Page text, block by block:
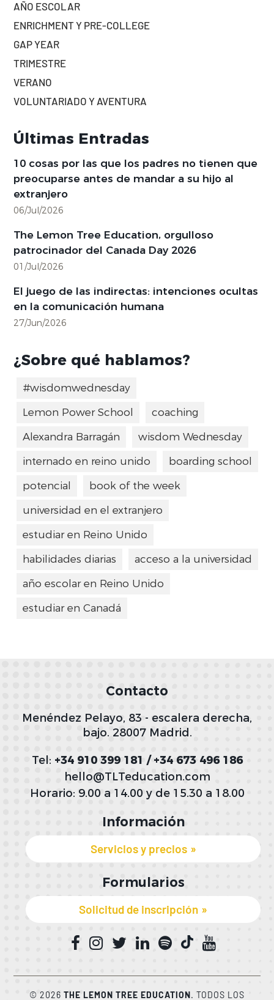
AÑO ESCOLAR
ENRICHMENT Y PRE-COLLEGE
GAP YEAR
TRIMESTRE
VERANO
VOLUNTARIADO Y AVENTURA
Últimas Entradas
10 cosas por las que los padres no tienen que
preocuparse antes de mandar a su hijo al
extranjero
06/Jul/2026
The Lemon Tree Education, orgulloso
patrocinador del Canada Day 2026
01/Jul/2026
El juego de las indirectas: intenciones ocultas
en la comunicación humana
27/Jun/2026
¿Sobre qué hablamos?
#wisdomwednesday
Lemon Power School
coaching
Alexandra Barragán
wisdom Wednesday
internado en reino unido
boarding school
potencial
book of the week
universidad en el extranjero
estudiar en Reino Unido
habilidades diarias
acceso a la universidad
año escolar en Reino Unido
estudiar en Canadá
Contacto
Menéndez Pelayo, 83 - escalera derecha,
bajo. 28007 Madrid.
Tel: +34 910 399 181 / +34 673 496 186
hello@TLTeducation.com
Horario: 9.00 a 14.00 y de 15.30 a 18.00
Información
Servicios y precios
Formularios
Solicitud de inscripción
© 2026 THE LEMON TREE EDUCATION. TODOS LOS